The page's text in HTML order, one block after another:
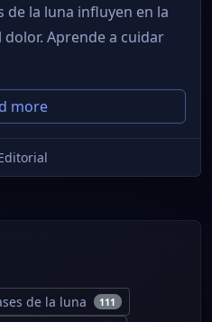
de la luna influyen en la
Aprende a cuidar
more
de la luna 111